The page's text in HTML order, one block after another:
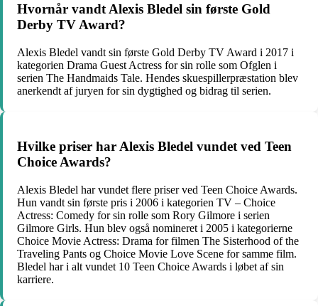
Hvornår vandt Alexis Bledel sin første Gold
Derby TV Award?
Alexis Bledel vandt sin første Gold Derby TV Award i 2017 i
kategorien Drama Guest Actress for sin rolle som Ofglen i
serien The Handmaids Tale. Hendes skuespillerpræstation blev
anerkendt af juryen for sin dygtighed og bidrag til serien.
Hvilke priser har Alexis Bledel vundet ved Teen
Choice Awards?
Alexis Bledel har vundet flere priser ved Teen Choice Awards.
Hun vandt sin første pris i 2006 i kategorien TV – Choice
Actress: Comedy for sin rolle som Rory Gilmore i serien
Gilmore Girls. Hun blev også nomineret i 2005 i kategorierne
Choice Movie Actress: Drama for filmen The Sisterhood of the
Traveling Pants og Choice Movie Love Scene for samme film.
Bledel har i alt vundet 10 Teen Choice Awards i løbet af sin
karriere.